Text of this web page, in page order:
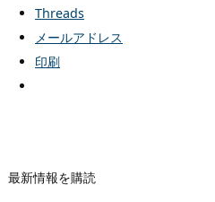
Threads
メールアドレス
印刷
最新情報を購読